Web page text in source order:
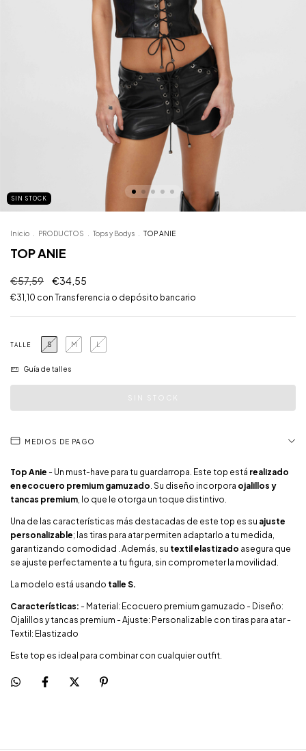
SIN STOCK
Inicio PRODUCTOS Tops y Bodys TOP ANIE
TOP ANIE
€57,59 €34,55
€31,10 con Transferencia o depósito bancario
TALLE S M L
Guía de talles
MEDIOS DE PAGO
Top Anie - Un must-have para tu guardarropa. Este top está realizado
en ecocuero premium gamuzado . Su diseño incorpora ojalillos y
tancas premium , lo que le otorga un toque distintivo.
Una de las características más destacadas de este top es su ajuste
personalizable; las tiras para atar permiten adaptarlo a tu medida,
garantizando comodidad . Además, su textil elastizado asegura que
se ajuste perfectamente a tu figura, sin comprometer la movilidad.
La modelo está usando talle S.
Características: - Material: Ecocuero premium gamuzado - Diseño:
Ojalillos y tancas premium - Ajuste: Personalizable con tiras para atar -
Textil: Elastizado
Este top es ideal para combinar con cualquier outfit.